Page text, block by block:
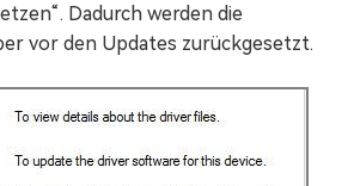
Dadurch werden die
vor den Updates zurückgesetzt.